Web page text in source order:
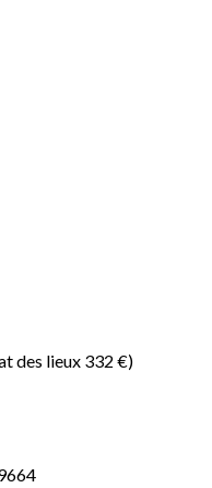
des lieux 332 €)